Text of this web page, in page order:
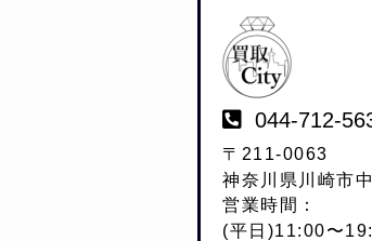
044-712-
〒211-0063
神奈川県川崎市
営業時間：
(平日)11:00〜